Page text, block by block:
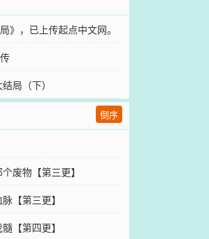
》，已上传起点中文网。
局（下）
倒序
废物【第三更】
【第三更】
【第四更】